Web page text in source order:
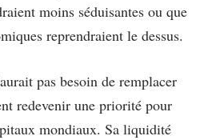
moins séduisantes ou que
reprendraient le dessus.
pas besoin de remplacer
redevenir une priorité pour
mondiaux. Sa liquidité